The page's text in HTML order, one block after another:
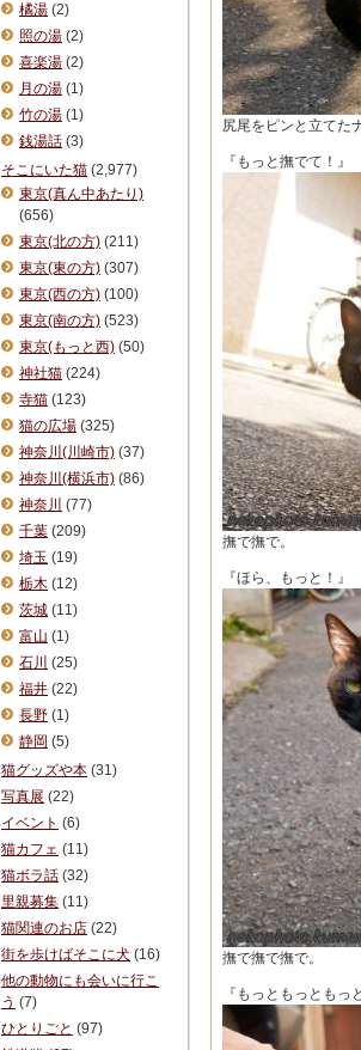
尻尾をピンと立てた
『もっと撫でて！』
撫で撫で。
『ほら、もっと！』
撫で撫で撫で。
『もっともっともっ
橘湯 (2)
照の湯 (2)
喜楽湯 (2)
月の湯 (1)
竹の湯 (1)
銭湯話 (3)
そこにいた猫 (2,977)
東京(真ん中あたり)
(656)
東京(北の方) (211)
東京(東の方) (307)
東京(西の方) (100)
東京(南の方) (523)
東京(もっと西) (50)
神社猫 (224)
寺猫 (123)
猫の広場 (325)
神奈川(川崎市) (37)
神奈川(横浜市) (86)
神奈川 (77)
千葉 (209)
埼玉 (19)
栃木 (12)
茨城 (11)
富山 (1)
石川 (25)
福井 (22)
長野 (1)
静岡 (5)
猫グッズや本 (31)
写真展 (22)
イベント (6)
猫カフェ (11)
猫ボラ話 (32)
里親募集 (11)
猫関連のお店 (22)
街を歩けばそこに犬 (16)
他の動物にも会いに行こ
う (7)
ひとりごと (97)